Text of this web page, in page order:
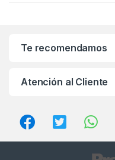
Te recomendamos
Atención al Cliente